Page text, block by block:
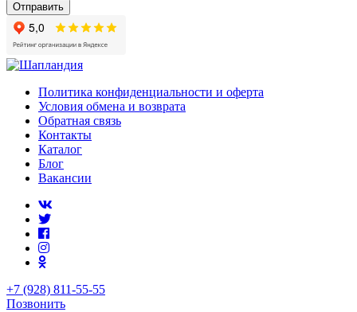
Отправить
Политика конфиденциальности и оферта
Условия обмена и возврата
Обратная связь
Контакты
Каталог
Блог
Вакансии
+7 (928) 811-55-55
Позвонить